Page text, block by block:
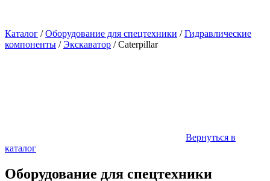
Каталог /Оборудование для спецтехники /Гидравлические
компоненты /Экскаватор /Caterpillar
Вернуться в
каталог
Оборудование для спецтехники